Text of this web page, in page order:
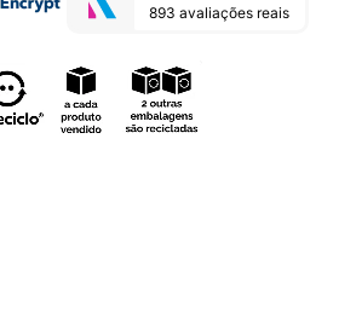
893 avaliações reais